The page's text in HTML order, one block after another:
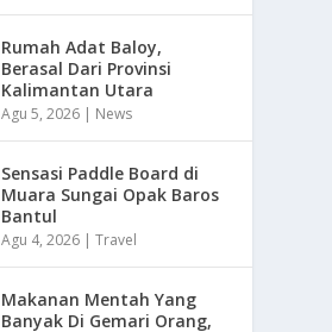
Rumah Adat Baloy,
Berasal Dari Provinsi
Kalimantan Utara
Agu 5, 2026 | News
Sensasi Paddle Board di
Muara Sungai Opak Baros
Bantul
Agu 4, 2026 |Travel
Makanan Mentah Yang
Banyak Di Gemari Orang,